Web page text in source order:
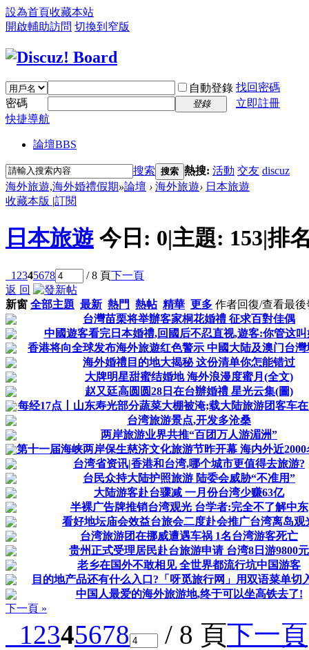
設為首頁收藏本站
開啟輔助訪問 切換到窄版
自動登錄 找回密碼
密碼
登錄
立即註冊
快捷導航
論壇BBS
搜索 搜索 熱搜: 活動 交友 discuz
海外旅遊,海外婚禮假期»論壇 › 海外旅遊› 日本旅遊
收藏本版 |訂閱
日本旅遊 今日: 0|主題: 153|排
1 2345678 / 8 頁下一頁
返 回
新窗 全部主題 最新 熱門 熱帖 精華 更多 作者回復/查看最後
台灣苗栗将举辦客家桐花婚禮 征求百對佳偶
中國遊客看完日本婚禮,回國后不忍直视,遊客:你管这叫
香港将向全球发布海外旅遊红色警示 中國大陆及澳门台
海外婚禮目的地大揭秘 这份清单你怎能错过
大牌明星甜蜜结婚地 海外浪漫度蜜月(全文)
赵又廷高圆圆28日在台辦婚禮 星光云集(圖)
每经17点丨山东寿光部分蔬菜大棚被淹;载大陆旅游团客车
台湾旅游景点,开发多沧桑
两岸旅游业界共推“百团万人游湄洲”
第十一届海峡两岸保生慈济文化旅游节昨开幕 海内外近
台湾省资讯|香港和台湾,哪个城市更值得去旅游?
台民众持大陆护照旅游 陆委会威胁“不准用”
大陆游客赴台骤减 一月份台湾少赚63亿
半裸广告牌推销台湾观光 台学者:完全不了解中东
看好地坛庙会效益台旅会二度赴会推广台湾离岛观
台湾旅游团在挪威遭遇车祸 1名台湾游客死亡
贵州正式受理居民赴台旅游申请 台湾8日游9800元
老乡在国外不敢相见 全世界都流行坑中国游客
目的地产品还有什么入口?「呀觅旅行网」用双语菜单切
中国人最爱的海外旅游地,终于可以坐高铁去了!
下一頁 »
12345678 / 8 頁下一頁